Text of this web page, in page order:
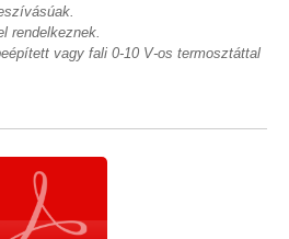
rendelkeznek.
vagy fali 0-10 V-os termosztáttal